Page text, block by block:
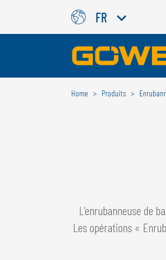
FR
Choisissez
NEDERLANDS
Home Produits
L'enrubanneuse de
Les opérations «